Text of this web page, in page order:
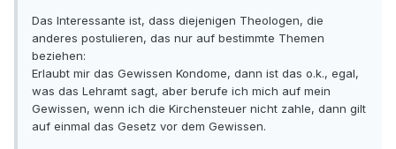
Das Interessante ist, dass diejenigen Theologen, die
anderes postulieren, das nur auf bestimmte Themen
beziehen:
Erlaubt mir das Gewissen Kondome, dann ist das o.k., egal,
was das Lehramt sagt, aber berufe ich mich auf mein
Gewissen, wenn ich die Kirchensteuer nicht zahle, dann gilt
auf einmal das Gesetz vor dem Gewissen.